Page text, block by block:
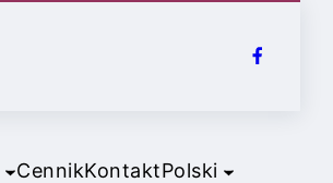
CennikKontaktPolski